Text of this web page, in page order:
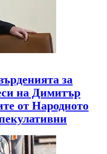
за
на Димитър
от Народното